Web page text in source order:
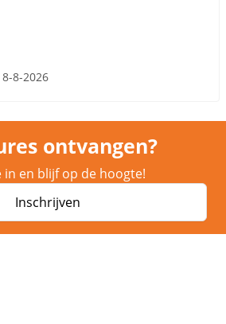
8-2026
ontvangen?
in en blijf op de hoogte!
Inschrijven